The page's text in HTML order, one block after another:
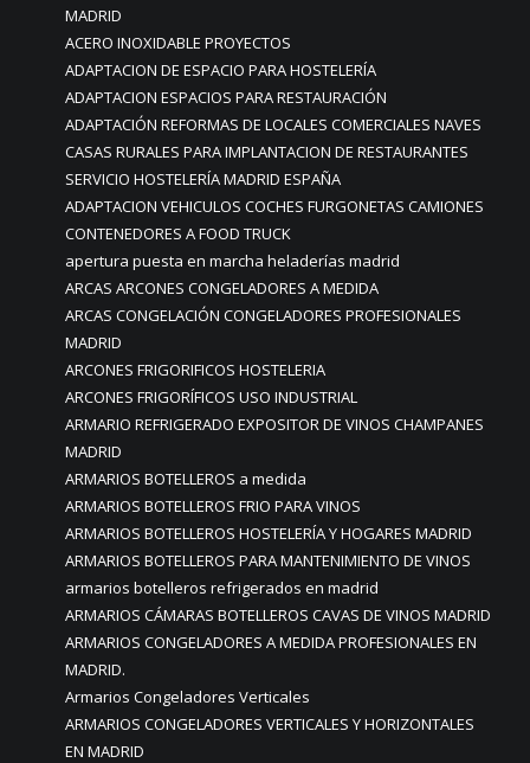
MADRID
ACERO INOXIDABLE PROYECTOS
ADAPTACION DE ESPACIO PARA HOSTELERÍA
ADAPTACION ESPACIOS PARA RESTAURACIÓN
ADAPTACIÓN REFORMAS DE LOCALES COMERCIALES NAVES
CASAS RURALES PARA IMPLANTACION DE RESTAURANTES
SERVICIO HOSTELERÍA MADRID ESPAÑA
ADAPTACION VEHICULOS COCHES FURGONETAS CAMIONES
CONTENEDORES A FOOD TRUCK
apertura puesta en marcha heladerías madrid
ARCAS ARCONES CONGELADORES A MEDIDA
ARCAS CONGELACIÓN CONGELADORES PROFESIONALES
MADRID
ARCONES FRIGORIFICOS HOSTELERIA
ARCONES FRIGORÍFICOS USO INDUSTRIAL
ARMARIO REFRIGERADO EXPOSITOR DE VINOS CHAMPANES
MADRID
ARMARIOS BOTELLEROS a medida
ARMARIOS BOTELLEROS FRIO PARA VINOS
ARMARIOS BOTELLEROS HOSTELERÍA Y HOGARES MADRID
ARMARIOS BOTELLEROS PARA MANTENIMIENTO DE VINOS
armarios botelleros refrigerados en madrid
ARMARIOS CÁMARAS BOTELLEROS CAVAS DE VINOS MADRID
ARMARIOS CONGELADORES A MEDIDA PROFESIONALES EN
MADRID.
Armarios Congeladores Verticales
ARMARIOS CONGELADORES VERTICALES Y HORIZONTALES
EN MADRID